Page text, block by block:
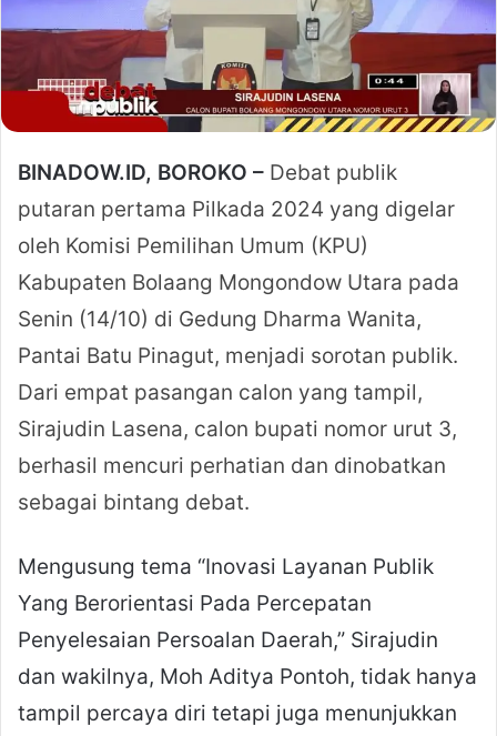
BINADOW.ID, BOROKO – Debat publik
putaran pertama Pilkada 2024 yang digelar
oleh Komisi Pemilihan Umum (KPU)
Kabupaten Bolaang Mongondow Utara pada
Senin (14/10) di Gedung Dharma Wanita,
Pantai Batu Pinagut, menjadi sorotan publik.
Dari empat pasangan calon yang tampil,
Sirajudin Lasena, calon bupati nomor urut 3,
berhasil mencuri perhatian dan dinobatkan
sebagai bintang debat.
Mengusung tema “Inovasi Layanan Publik
Yang Berorientasi Pada Percepatan
Penyelesaian Persoalan Daerah,” Sirajudin
dan wakilnya, Moh Aditya Pontoh, tidak hanya
tampil percaya diri tetapi juga menunjukkan